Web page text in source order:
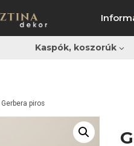
Kaspók, koszorúk
Gerbera piros